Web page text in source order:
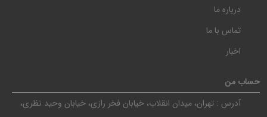
درباره ما
تماس با ما
اخبار
حساب من
آدرس : تهران، میدان انقلاب، خیابان فخر رازی، خیابان وحید نظری،